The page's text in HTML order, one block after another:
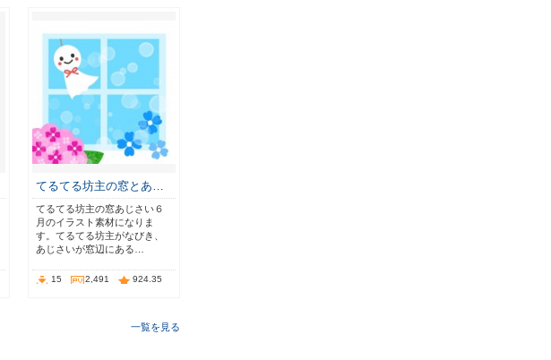
てるてる坊主の窓とあ…
てるてる坊主の窓あじさい６
月のイラスト素材になりま
す。てるてる坊主がなびき、
あじさいが窓辺にある…
15 2,491 924.35
一覧を見る